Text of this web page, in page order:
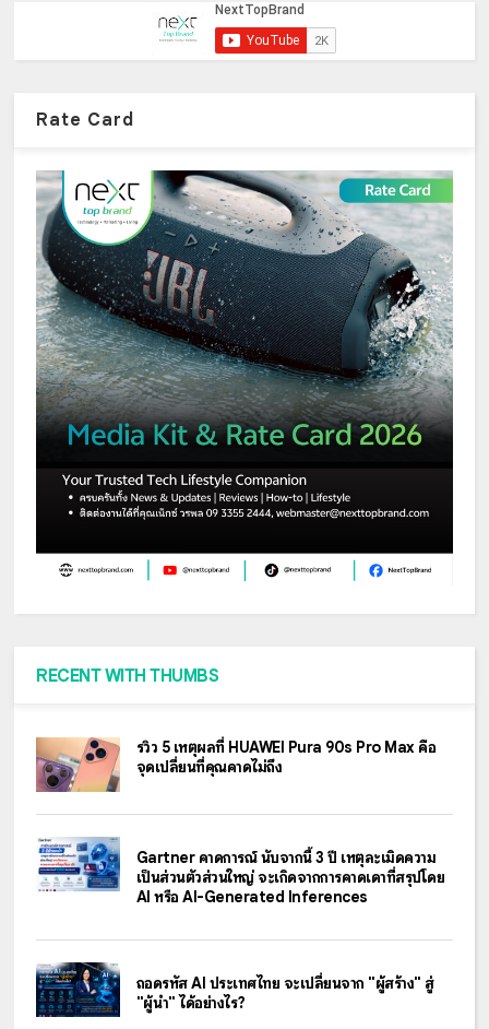
Rate Card
RECENT WITH THUMBS
รีวิว 5 เหตุผลที่ HUAWEI Pura 90s Pro Max คือ
จุดเปลี่ยนที่คุณคาดไม่ถึง
Gartner คาดการณ์ นับจากนี้ 3 ปี เหตุละเมิดความ
เป็นส่วนตัวส่วนใหญ่ จะเกิดจากการคาดเดาที่สรุปโดย
AI หรือ AI-Generated Inferences
ถอดรหัส AI ประเทศไทย จะเปลี่ยนจาก "ผู้สร้าง" สู่
"ผู้นำ" ได้อย่างไร?